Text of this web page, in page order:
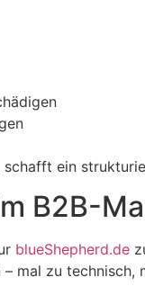
ein
B2B-
blueShepherd.de
mal zu